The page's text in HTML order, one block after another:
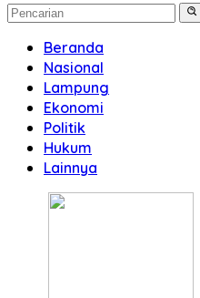
Beranda
Nasional
Lampung
Ekonomi
Politik
Hukum
Lainnya